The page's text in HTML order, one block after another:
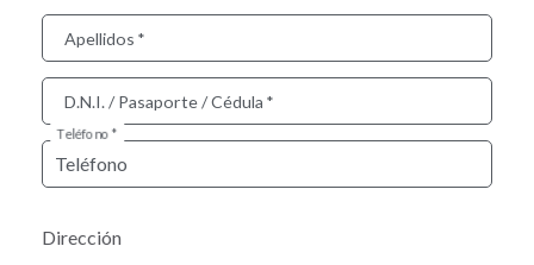
Apellidos
D.N.I. / Pasaporte / Cédula
Teléfono
Dirección